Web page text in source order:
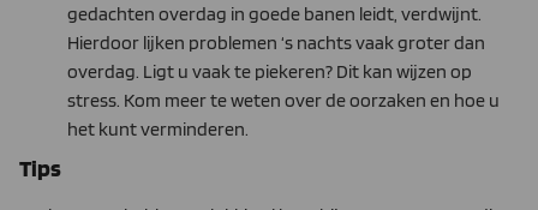
gedachten overdag in goede banen leidt, verdwijnt.
Hierdoor lijken problemen ‘s nachts vaak groter dan
overdag. Ligt u vaak te piekeren? Dit kan wijzen op
stress. Kom meer te weten over de oorzaken en hoe u
het kunt verminderen.
Tips